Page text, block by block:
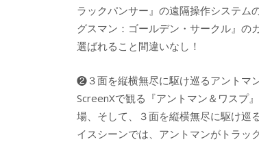
ラックパンサー』の遠隔操作システム
グスマン：ゴールデン・サークル』の
選ばれること間違いなし！
❷３面を縦横無尽に駆け巡るアントマ
ScreenXで観る『アントマン＆ワスプ
場、そして、３面を縦横無尽に駆け巡
イスシーンでは、アントマンがトラッ